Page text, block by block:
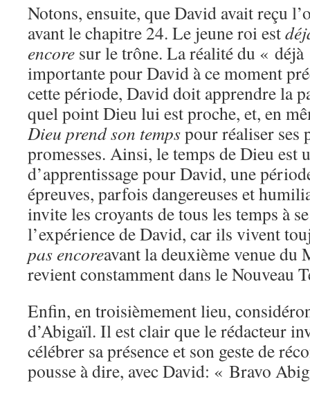
Notons, ensuite, que David avait reçu
avant le chapitre 24. Le jeune roi est
encore sur le trône. La réalité du «
importante pour David à ce moment
cette période, David doit apprendre la
quel point Dieu lui est proche, et, en
Dieu prend son tempspour réaliser ses
promesses. Ainsi, le temps de Dieu est
d’apprentissage pour David, une
épreuves, parfois dangereuses et
invite les croyants de tous les temps à
l’expérience de David, car ils vivent
pas encoreavant la deuxième venue du
revient constamment dans le Nouveau
Enfin, en troisièmement lieu,
d’Abigaïl. Il est clair que le rédacteur
célébrer sa présence et son geste de
pousse à dire, avec David: « Bravo